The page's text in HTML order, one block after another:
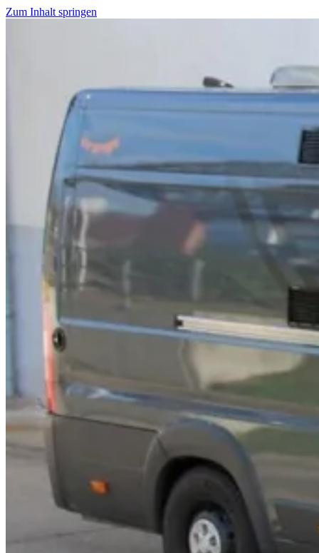
Zum Inhalt springen